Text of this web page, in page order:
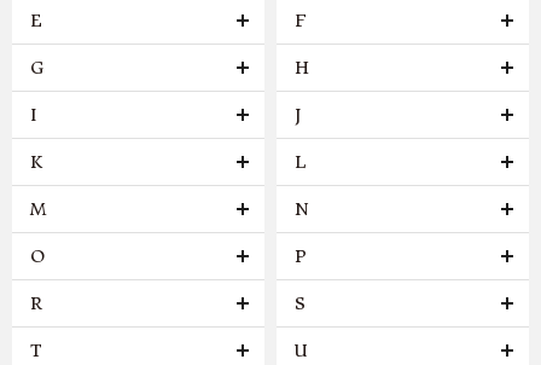
E F
G H
I J
K L
M N
O P
R S
T U